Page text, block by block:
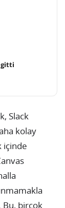
gitti
Slack
kolay
içinde
Bu, birçok